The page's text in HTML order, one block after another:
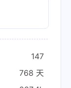
147
768 天